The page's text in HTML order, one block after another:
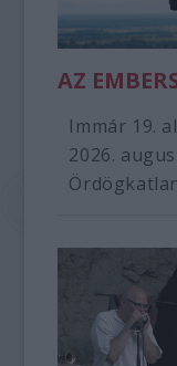
AZ
Immár 19.
2026.